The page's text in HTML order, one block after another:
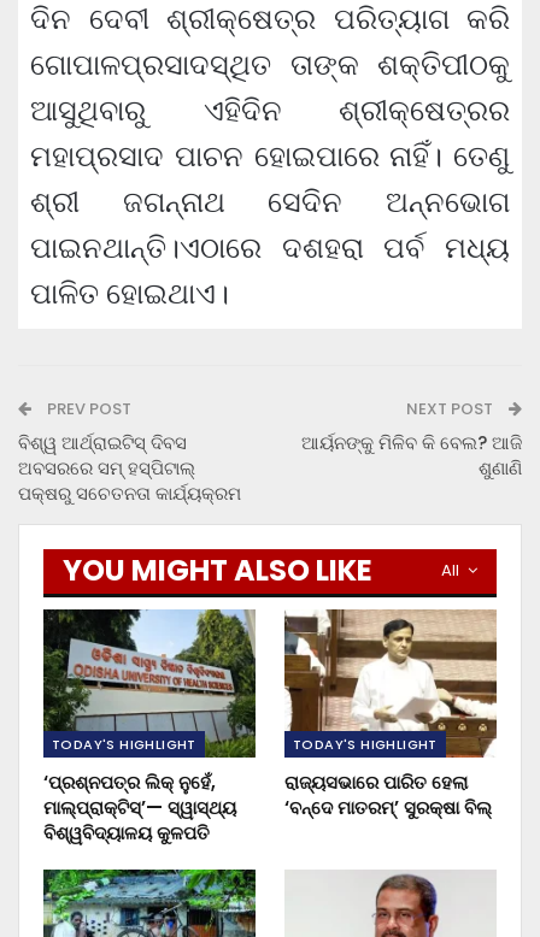
ଦିନ ଦେବୀ ଶ୍ରୀକ୍ଷେତ୍ର ପରିତ୍ୟାଗ କରି
ଗୋପାଳପ୍ରସାଦସ୍ଥିତ ତାଙ୍କ ଶକ୍ତିପୀଠକୁ
ଆସୁଥିବାରୁ ଏହିଦିନ ଶ୍ରୀକ୍ଷେତ୍ରର
ମହାପ୍ରସାଦ ପାଚନ ହୋଇପାରେ ନାହିଁ। ତେଣୁ
ଶ୍ରୀ ଜଗନ୍ନାଥ ସେଦିନ ଅନ୍ନଭୋଗ
ପାଇନଥାନ୍ତି।ଏଠାରେ ଦଶହରା ପର୍ବ ମଧ୍ୟ
ପାଳିତ ହୋଇଥାଏ।
PREV POST
ବିଶ୍ୱ ଆର୍ଥ୍ରାଇଟିସ୍ ଦିବସ
ଅବସରରେ ସମ୍ ହସ୍ପିଟାଲ୍
ପକ୍ଷରୁ ସଚେତନତା କାର୍ଯ୍ୟକ୍ରମ
NEXT POST
ଆର୍ୟନଙ୍କୁ ମିଳିବ କି ବେଲ? ଆଜି
ଶୁଣାଣି
All
YOU MIGHT ALSO LIKE
TODAY'S HIGHLIGHT
‘ପ୍ରଶ୍ନପତ୍ର ଲିକ୍ ନୁହେଁ,
ମାଲ୍‌ପ୍ରାକ୍ଟିସ୍’— ସ୍ୱାସ୍ଥ୍ୟ
ବିଶ୍ୱବିଦ୍ୟାଳୟ କୁଳପତି
TODAY'S HIGHLIGHT
ରାଜ୍ୟସଭାରେ ପାରିତ ହେଲା
‘ବନ୍ଦେ ମାତରମ୍’ ସୁରକ୍ଷା ବିଲ୍